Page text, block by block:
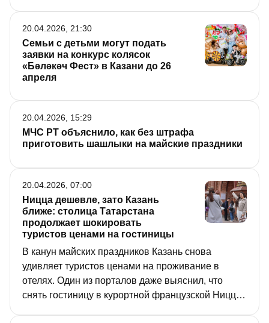
Семьи с детьми могут подать
заявки на конкурс колясок
«Бәләкәч Фест» в Казани до 26
апреля
20.04.2026, 21:30
МЧС РТ объяснило, как без штрафа
приготовить шашлыки на майские праздники
20.04.2026, 15:29
Ницца дешевле, зато Казань
ближе: столица Татарстана
продолжает шокировать
туристов ценами на гостиницы
В канун майских праздников Казань снова
удивляет туристов ценами на проживание в
отелях. Один из порталов даже выяснил, что
снять гостиницу в курортной французской Ницце
20.04.2026, 07:00